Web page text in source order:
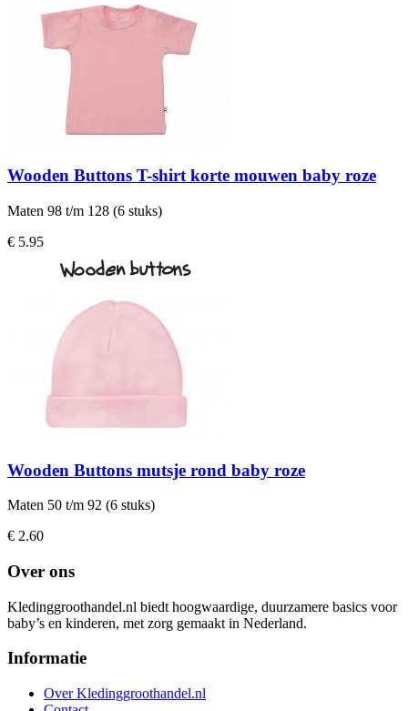
Wooden Buttons T-shirt korte mouwen baby roze
Maten 98 t/m 128 (6 stuks)
€ 5.95
Wooden Buttons mutsje rond baby roze
Maten 50 t/m 92 (6 stuks)
€ 2.60
Over ons
Kledinggroothandel.nl biedt hoogwaardige, duurzamere basics voor
baby’s en kinderen, met zorg gemaakt in Nederland.
Informatie
Over Kledinggroothandel.nl